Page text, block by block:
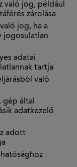
való jog, például
zárolása
jog, ha a
jogosulatlan
adatai
tartja
való
gép által
adatkezelő
adott